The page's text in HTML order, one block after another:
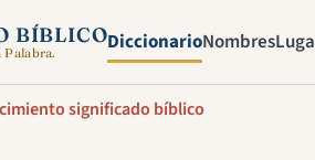
BÍBLICO
Palabra. DiccionarioNombres
significado bíblico